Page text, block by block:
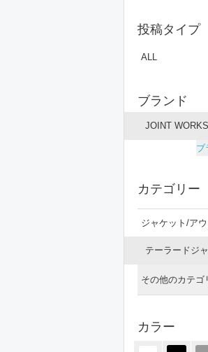
投稿タイプ
ALL
ブランド
JOINT WORKS
ブ
カテゴリー
ジャケット/ア
テーラードジ
その他のカテゴ
カラー